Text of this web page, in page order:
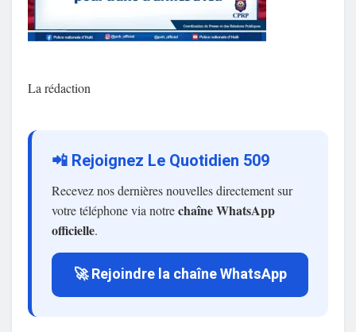
La rédaction
📲 Rejoignez Le Quotidien 509
Recevez nos dernières nouvelles directement sur
votre téléphone via notrechaîne WhatsApp
officielle.
🚀 Rejoindre la chaîne WhatsApp